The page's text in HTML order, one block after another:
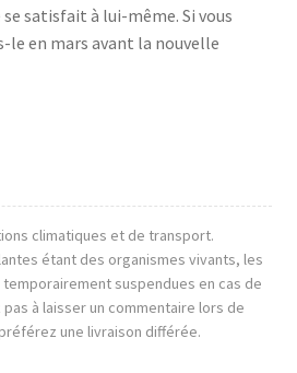
satisfait à lui-même. Si vous
en mars avant la nouvelle
climatiques et de transport.
étant des organismes vivants, les
suspendues en cas de
à laisser un commentaire lors de
une livraison différée.